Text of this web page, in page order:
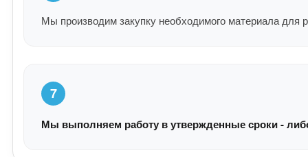
Мы производим закупку необходимого материала для
7
Мы выполняем работу в утвержденные сроки -